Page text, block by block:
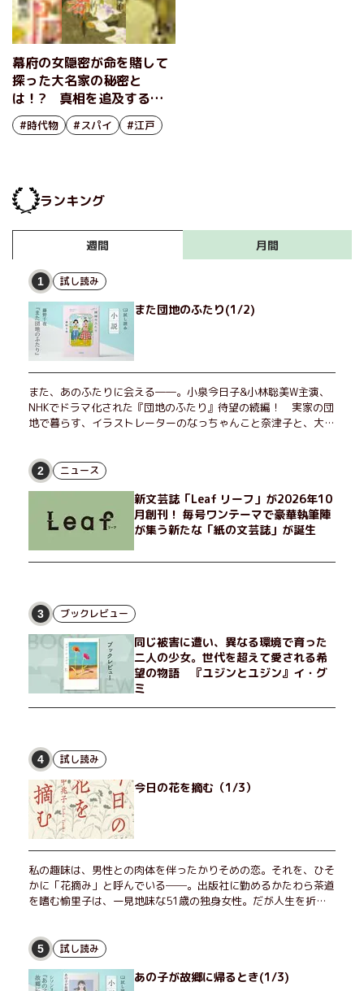
幕府の女隠密が命を賭して
探った大名家の秘密と
は！? 真相を追及する藩
医の行く手に刺客が立ちは
だかる。大名家の闇は深
#時代物 #スパイ #江戸
ランキング
週間 月間
1 試し読み
また団地のふたり(1/2)
また、あのふたりに会える――。小泉今日子&小林聡美W主演、
NHKでドラマ化された『団地のふたり』待望の続編！ 実家の団
地で暮らす、イラストレーターのなっちゃんこと奈津子と、大学
げたり、部屋でふたりだけの「台湾映画祭」を催したり。50代
独身、幼なじみの変わらぬ友情とささやかな幸せの日々を描く。
2 ニュース
新文芸誌「Leaf リーフ」が2026年10
月創刊！ 毎号ワンテーマで豪華執筆陣
が集う新たな「紙の文芸誌」が誕生
3 ブックレビュー
同じ被害に遭い、異なる環境で育った
二人の少女。世代を超えて愛される希
望の物語 『ユジンとユジン』イ・グ
ミ
4 試し読み
今日の花を摘む（1/3）
私の趣味は、男性との肉体を伴ったかりそめの恋。それを、ひそ
かに「花摘み」と呼んでいる──。出版社に勤めるかたわら茶道
を嗜む愉里子は、一見地味な51歳の独身女性。だが人生を折り
せる男が現れた。茶の湯の粋人、70歳の万江島だ。だが彼に
は、ある秘密があった……。自分の心と身体を偽らない女たちの
姿と、その連帯を描く。赤裸々にして切実な、セクシュアリティ
5 試し読み
あの子が故郷に帰るとき(1/3)